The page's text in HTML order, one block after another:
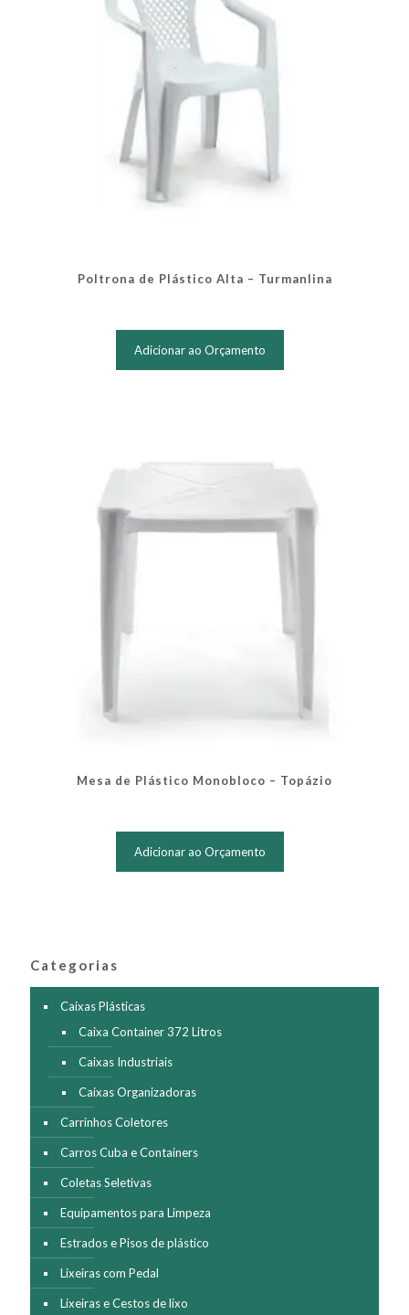
Poltrona de Plástico Alta – Turmanlina
Adicionar ao Orçamento
Mesa de Plástico Monobloco – Topázio
Adicionar ao Orçamento
Categorias
Caixas Plásticas
Caixa Container 372 Litros
Caixas Industriais
Caixas Organizadoras
Carrinhos Coletores
Carros Cuba e Containers
Coletas Seletivas
Equipamentos para Limpeza
Estrados e Pisos de plástico
Lixeiras com Pedal
Lixeiras e Cestos de lixo